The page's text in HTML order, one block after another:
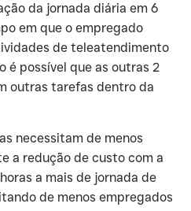
da jornada diária em 6
em que o empregado
de teleatendimento
é possível que as outras 2
outras tarefas dentro da
necessitam de menos
a redução de custo com a
a mais de jornada de
de menos empregados